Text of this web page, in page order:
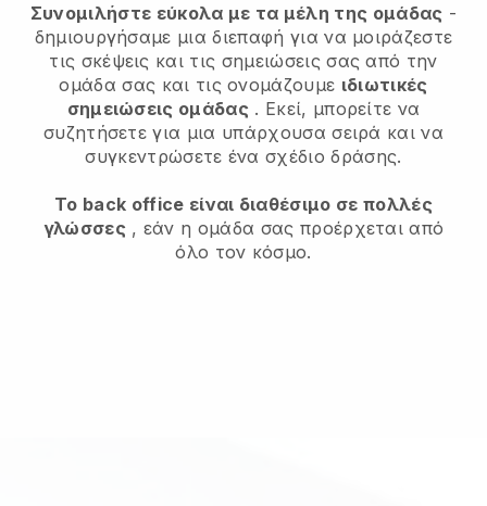
Συνομιλήστε εύκολα με τα μέλη της ομάδας -
δημιουργήσαμε μια διεπαφή για να μοιράζεστε
τις σκέψεις και τις σημειώσεις σας από την
ομάδα σας και τις ονομάζουμε ιδιωτικές
σημειώσεις ομάδας . Εκεί, μπορείτε να
συζητήσετε για μια υπάρχουσα σειρά και να
συγκεντρώσετε ένα σχέδιο δράσης.
Το back office είναι διαθέσιμο σε πολλές
γλώσσες , εάν η ομάδα σας προέρχεται από
όλο τον κόσμο.